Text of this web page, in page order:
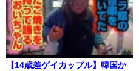
【14歳差ゲイカップル】韓国か